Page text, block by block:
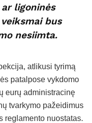
ligoninės
bus
nesiimta.
atlikusi tyrimą
patalpose vykdomo
eurų administracinę
tvarkymo pažeidimus
reglamento nuostatas.